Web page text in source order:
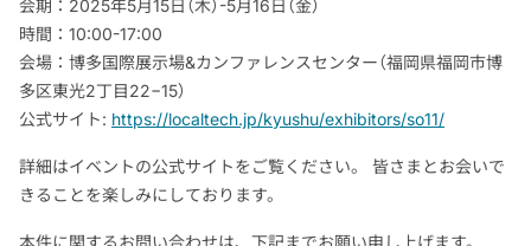
会期：2025年5月15日（木）-5月16日（金）
時間：10:00-17:00
会場：博多国際展示場&カンファレンスセンター（福岡県福岡市博
多区東光2丁目22−15）
公式サイト: https://localtech.jp/kyushu/exhibitors/so11/
詳細はイベントの公式サイトをご覧ください。 皆さまとお会いで
きることを楽しみにしております。
本件に関するお問い合わせは、下記までお願い申し上げます。